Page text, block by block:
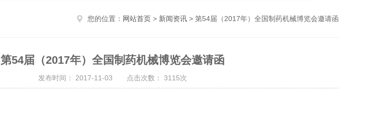
您的位置： 网站首页 > 新闻资讯 > 第54届（2017年）全国制药机械博览会邀请函
第54届（2017年）全国制药机械博览会邀请函
发布时间： 2017-11-03 点击次数： 3115次